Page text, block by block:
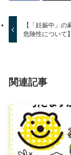
【「妊娠中」の
危険性について】
関連記事